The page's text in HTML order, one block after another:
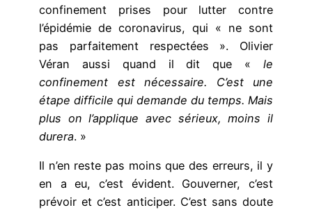
confinement prises pour lutter contre
l’épidémie de coronavirus, qui « ne sont
pas parfaitement respectées ». Olivier
Véran aussi quand il dit que « le
confinement est nécessaire. C’est une
étape difficile qui demande du temps. Mais
plus on l’applique avec sérieux, moins il
durera. »
Il n’en reste pas moins que des erreurs, il y
en a eu, c’est évident. Gouverner, c’est
prévoir et c’est anticiper. C’est sans doute